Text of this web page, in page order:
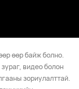
өөр байж болно.
видео болон
зориулалттай.